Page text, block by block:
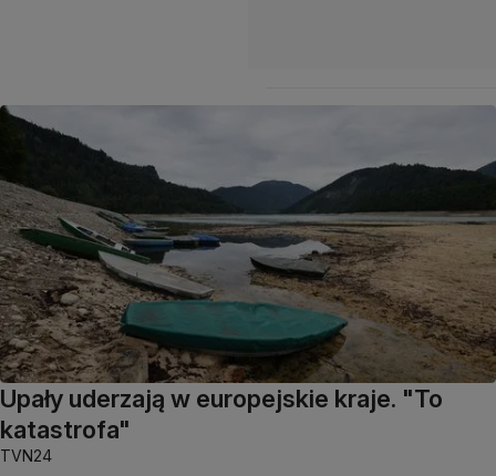
Upały uderzają w europejskie kraje. "To
katastrofa"
TVN24